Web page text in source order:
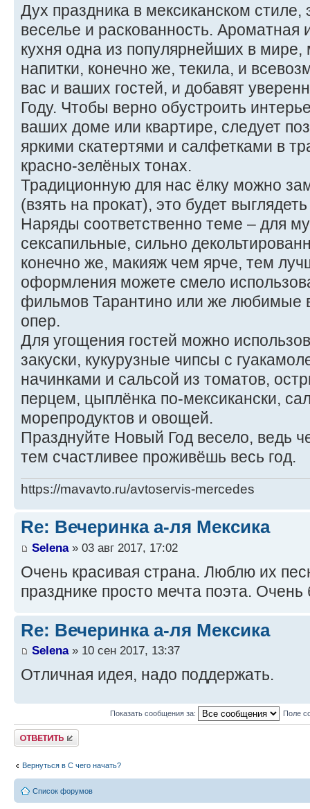
Дух праздника в мексиканском стиле,
веселье и раскованность. Ароматная
кухня одна из популярнейших в мире,
напитки, конечно же, текила, и
вас и ваших гостей, и добавят
Году. Чтобы верно обустроить
ваших доме или квартире, следует
яркими скатертями и салфетками в
красно-зелёных тонах.
Традиционную для нас ёлку можно
(взять на прокат), это будет
Наряды соответственно теме – для
сексапильные, сильно
конечно же, макияж чем ярче, тем
оформления можете смело
фильмов Тарантино или же любимые
опер.
Для угощения гостей можно
закуски, кукурузные чипсы с
начинками и сальсой из томатов,
перцем, цыплёнка по-мексикански,
морепродуктов и овощей.
Празднуйте Новый Год весело, ведь
тем счастливее проживёшь весь год.
https://mavavto.ru/avtoservis-mercedes
Re: Вечеринка а-ля Мексика
Selena» 03 авг 2017, 17:02
Очень красивая страна. Люблю их
празднике просто мечта поэта. Очень
Re: Вечеринка а-ля Мексика
Selena» 10 сен 2017, 13:37
Отличная идея, надо поддержать.
Показать сообщения за: Поле
Ответить
Вернуться в С чего начать?
Список форумов